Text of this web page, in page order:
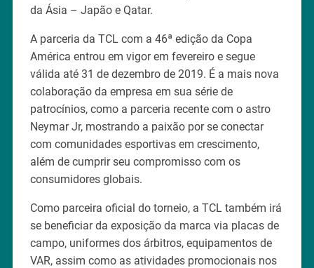
da Ásia – Japão e Qatar.
A parceria da TCL com a 46ª edição da Copa
América entrou em vigor em fevereiro e segue
válida até 31 de dezembro de 2019. É a mais nova
colaboração da empresa em sua série de
patrocínios, como a parceria recente com o astro
Neymar Jr, mostrando a paixão por se conectar
com comunidades esportivas em crescimento,
além de cumprir seu compromisso com os
consumidores globais.
Como parceira oficial do torneio, a TCL também irá
se beneficiar da exposição da marca via placas de
campo, uniformes dos árbitros, equipamentos de
VAR, assim como as atividades promocionais nos